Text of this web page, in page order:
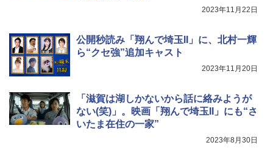
2023年11月22日
公開秒読み「翔んで埼玉II」に、北村一輝
ら“クセ強”追加キャスト
2023年11月20日
「滋賀は湖しかないから話に絡みようが
ない(笑)」。映画「翔んで埼玉II」にも“さ
いたま在住の一家”
2023年8月30日